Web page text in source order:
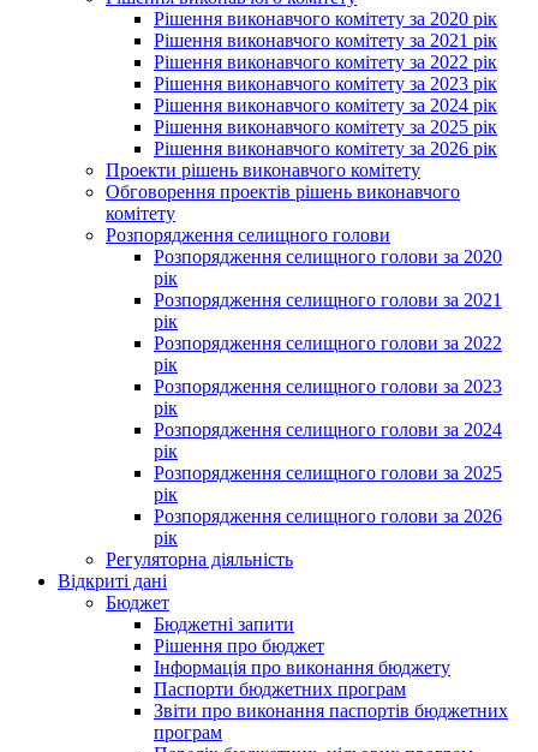
Рішення виконавчого комітету за 2020 рік
Рішення виконавчого комітету за 2021 рік
Рішення виконавчого комітету за 2022 рік
Рішення виконавчого комітету за 2023 рік
Рішення виконавчого комітету за 2024 рік
Рішення виконавчого комітету за 2025 рік
Рішення виконавчого комітету за 2026 рік
Проекти рішень виконавчого комітету
Обговорення проектів рішень виконавчого
комітету
Розпорядження селищного голови
Розпорядження селищного голови за 2020
рік
Розпорядження селищного голови за 2021
рік
Розпорядження селищного голови за 2022
рік
Розпорядження селищного голови за 2023
рік
Розпорядження селищного голови за 2024
рік
Розпорядження селищного голови за 2025
рік
Розпорядження селищного голови за 2026
рік
Регуляторна діяльність
Відкриті дані
Бюджет
Бюджетні запити
Рішення про бюджет
Інформація про виконання бюджету
Паспорти бюджетних програм
Звіти про виконання паспортів бюджетних
програм